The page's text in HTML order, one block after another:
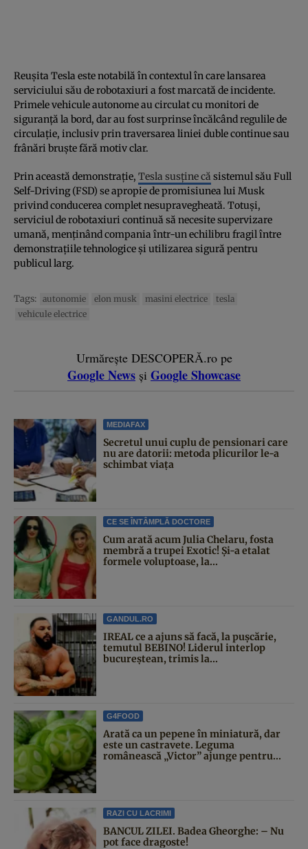
Reușita Tesla este notabilă în contextul în care lansarea
serviciului său de robotaxiuri a fost marcată de incidente.
Primele vehicule autonome au circulat cu monitori de
siguranță la bord, dar au fost surprinse încălcând regulile de
circulație, inclusiv prin traversarea liniei duble continue sau
frânări bruște fără motiv clar.
Prin această demonstrație, Tesla susține că sistemul său Full
Self-Driving (FSD) se apropie de promisiunea lui Musk
privind conducerea complet nesupravegheată. Totuși,
serviciul de robotaxiuri continuă să necesite supervizare
umană, menținând compania într-un echilibru fragil între
demonstrațiile tehnologice și utilizarea sigură pentru
publicul larg.
Tags: autonomie elon musk masini electrice
tesla
vehicule electrice
Urmărește DESCOPERĂ.ro pe
Google News și Google Showcase
MEDIAFAX
Secretul unui cuplu de pensionari care
nu are datorii: metoda plicurilor le-a
schimbat viața
CE SE ÎNTÂMPLĂ DOCTORE
Cum arată acum Julia Chelaru, fosta
membră a trupei Exotic! Și-a etalat
formele voluptoase, la...
GANDUL.RO
IREAL ce a ajuns să facă, la pușcărie,
temutul BEBINO! Liderul interlop
bucureștean, trimis la...
G4FOOD
Arată ca un pepene în miniatură, dar
este un castravete. Leguma
românească „Victor” ajunge pentru...
RAZI CU LACRIMI
BANCUL ZILEI. Badea Gheorghe: – Nu
pot face dragoste!